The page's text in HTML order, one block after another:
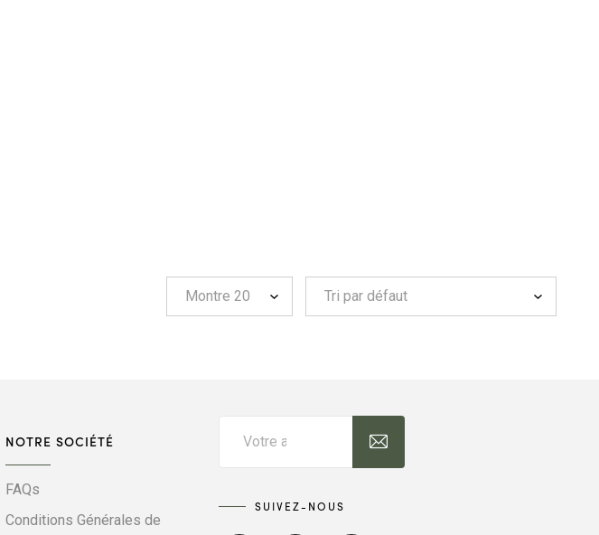
NOTRE SOCIÉTÉ
FAQs
Conditions Générales de
SUIVEZ-NOUS